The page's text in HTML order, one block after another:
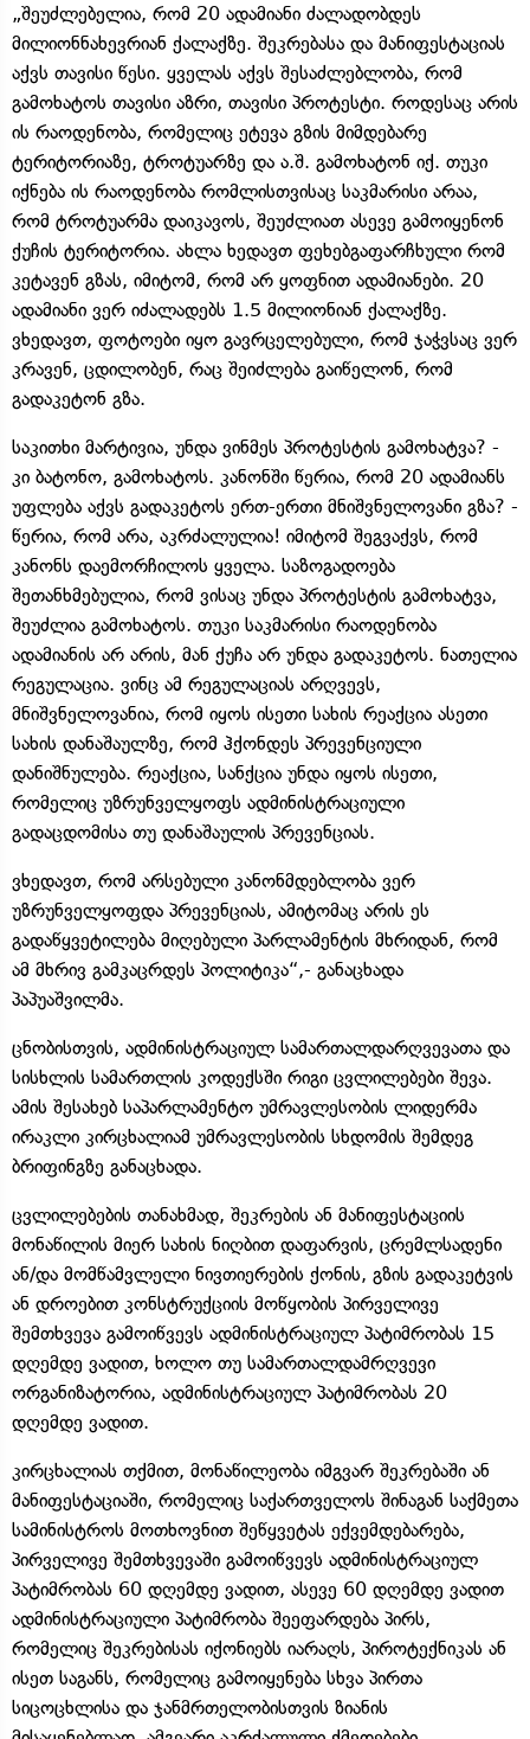
„შეუძლებელია, რომ 20 ადამიანი ძალადობდეს
მილიონნახევრიან ქალაქზე. შეკრებასა და მანიფესტაციას
აქვს თავისი წესი. ყველას აქვს შესაძლებლობა, რომ
გამოხატოს თავისი აზრი, თავისი პროტესტი. როდესაც არის
ის რაოდენობა, რომელიც ეტევა გზის მიმდებარე
ტერიტორიაზე, ტროტუარზე და ა.შ. გამოხატონ იქ. თუკი
იქნება ის რაოდენობა რომლისთვისაც საკმარისი არაა,
რომ ტროტუარმა დაიკავოს, შეუძლიათ ასევე გამოიყენონ
ქუჩის ტერიტორია. ახლა ხედავთ ფეხებგაფარჩხული რომ
კეტავენ გზას, იმიტომ, რომ არ ყოფნით ადამიანები. 20
ადამიანი ვერ იძალადებს 1.5 მილიონიან ქალაქზე.
ვხედავთ, ფოტოები იყო გავრცელებული, რომ ჯაჭვსაც ვერ
კრავენ, ცდილობენ, რაც შეიძლება გაიწელონ, რომ
გადაკეტონ გზა.
საკითხი მარტივია, უნდა ვინმეს პროტესტის გამოხატვა? -
კი ბატონო, გამოხატოს. კანონში წერია, რომ 20 ადამიანს
უფლება აქვს გადაკეტოს ერთ-ერთი მნიშვნელოვანი გზა? -
წერია, რომ არა, აკრძალულია! იმიტომ შეგვაქვს, რომ
კანონს დაემორჩილოს ყველა. საზოგადოება
შეთანხმებულია, რომ ვისაც უნდა პროტესტის გამოხატვა,
შეუძლია გამოხატოს. თუკი საკმარისი რაოდენობა
ადამიანის არ არის, მან ქუჩა არ უნდა გადაკეტოს. ნათელია
რეგულაცია. ვინც ამ რეგულაციას არღვევს,
მნიშვნელოვანია, რომ იყოს ისეთი სახის რეაქცია ასეთი
სახის დანაშაულზე, რომ ჰქონდეს პრევენციული
დანიშნულება. რეაქცია, სანქცია უნდა იყოს ისეთი,
რომელიც უზრუნველყოფს ადმინისტრაციული
გადაცდომისა თუ დანაშაულის პრევენციას.
ვხედავთ, რომ არსებული კანონმდებლობა ვერ
უზრუნველყოფდა პრევენციას, ამიტომაც არის ეს
გადაწყვეტილება მიღებული პარლამენტის მხრიდან, რომ
ამ მხრივ გამკაცრდეს პოლიტიკა“,- განაცხადა
პაპუაშვილმა.
ცნობისთვის, ადმინისტრაციულ სამართალდარღვევათა და
სისხლის სამართლის კოდექსში რიგი ცვლილებები შევა.
ამის შესახებ საპარლამენტო უმრავლესობის ლიდერმა
ირაკლი კირცხალიამ უმრავლესობის სხდომის შემდეგ
ბრიფინგზე განაცხადა.
ცვლილებების თანახმად, შეკრების ან მანიფესტაციის
მონაწილის მიერ სახის ნიღბით დაფარვის, ცრემლსადენი
ან/და მომწამვლელი ნივთიერების ქონის, გზის გადაკეტვის
ან დროებით კონსტრუქციის მოწყობის პირველივე
შემთხვევა გამოიწვევს ადმინისტრაციულ პატიმრობას 15
დღემდე ვადით, ხოლო თუ სამართალდამრღვევი
ორგანიზატორია, ადმინისტრაციულ პატიმრობას 20
დღემდე ვადით.
კირცხალიას თქმით, მონაწილეობა იმგვარ შეკრებაში ან
მანიფესტაციაში, რომელიც საქართველოს შინაგან საქმეთა
სამინისტროს მოთხოვნით შეწყვეტას ექვემდებარება,
პირველივე შემთხვევაში გამოიწვევს ადმინისტრაციულ
პატიმრობას 60 დღემდე ვადით, ასევე 60 დღემდე ვადით
ადმინისტრაციული პატიმრობა შეეფარდება პირს,
რომელიც შეკრებისას იქონიებს იარაღს, პიროტექნიკას ან
ისეთ საგანს, რომელიც გამოიყენება სხვა პირთა
სიცოცხლისა და ჯანმრთელობისთვის ზიანის